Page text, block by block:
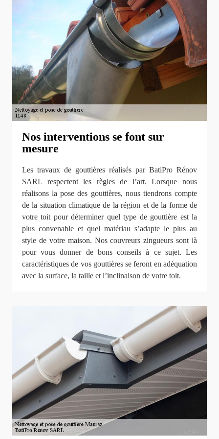
Nos interventions se font sur
mesure
Les travaux de gouttières réalisés par BatiPro Rénov
SARL respectent les règles de l’art. Lorsque nous
réalisons la pose des gouttières, nous tiendrons compte
de la situation climatique de la région et de la forme de
votre toit pour déterminer quel type de gouttière est la
plus convenable et quel matériau s’adapte le plus au
style de votre maison. Nos couvreurs zingueurs sont là
pour vous donner de bons conseils à ce sujet. Les
caractéristiques de vos gouttières se feront en adéquation
avec la surface, la taille et l’inclinaison de votre toit.